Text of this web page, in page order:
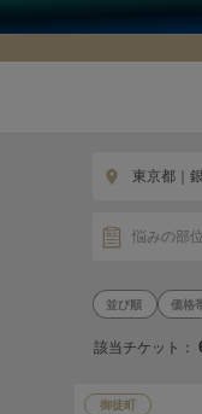
東京都｜
悩みの部
価格
該当チケット：
御徒町